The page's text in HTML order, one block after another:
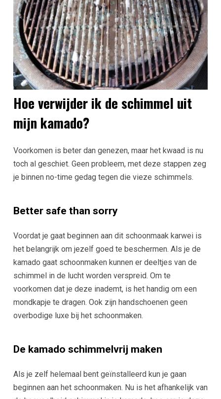
Hoe verwijder ik de schimmel uit
mijn kamado?
Voorkomen is beter dan genezen, maar het kwaad is nu
toch al geschiet. Geen probleem, met deze stappen zeg
je binnen no-time gedag tegen die vieze schimmels.
Better safe than sorry
Voordat je gaat beginnen aan dit schoonmaak karwei is
het belangrijk om jezelf goed te beschermen. Als je de
kamado gaat schoonmaken kunnen er deeltjes van de
schimmel in de lucht worden verspreid. Om te
voorkomen dat je deze inademt, is het handig om een
mondkapje te dragen. Ook zijn handschoenen geen
overbodige luxe bij het schoonmaken.
De kamado schimmelvrij maken
Als je zelf helemaal bent geïnstalleerd kun je gaan
beginnen aan het schoonmaken. Nu is het afhankelijk van